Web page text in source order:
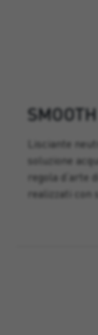
SMOOTH
Lisciante
soluzione
regola d‘arte
realizzati